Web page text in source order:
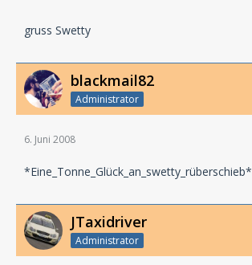
gruss Swetty
blackmail82
Administrator
6. Juni 2008
*Eine_Tonne_Glück_an_swetty_rüberschieb*
JTaxidriver
Administrator